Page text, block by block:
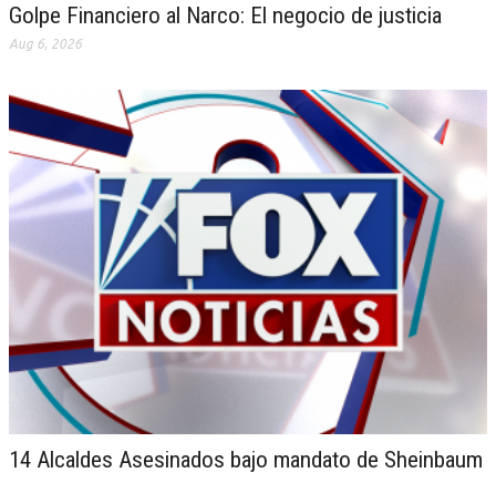
Golpe Financiero al Narco: El negocio de justicia
Aug 6, 2026
14 Alcaldes Asesinados bajo mandato de Sheinbaum